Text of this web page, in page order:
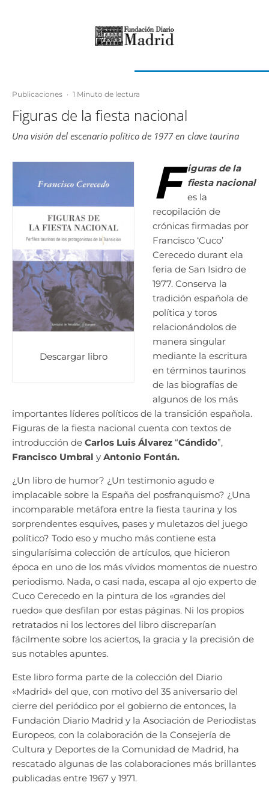
Publicaciones · 1 Minuto de lectura
Figuras de la fiesta nacional
Una visión del escenario político de 1977 en clave taurina
Descargar libro
F iguras de la
fiesta nacional
es la
recopilación de
crónicas firmadas por
Francisco ‘Cuco’
Cerecedo durant ela
feria de San Isidro de
1977. Conserva la
tradición española de
política y toros
relacionándolos de
manera singular
mediante la escritura
en términos taurinos
de las biografías de
algunos de los más
importantes líderes políticos de la transición española.
Figuras de la fiesta nacional cuenta con textos de
introducción de Carlos Luis Álvarez “Cándido”,
Francisco Umbral y Antonio Fontán.
¿Un libro de humor? ¿Un testimonio agudo e
implacable sobre la España del posfranquismo? ¿Una
incomparable metáfora entre la fiesta taurina y los
sorprendentes esquives, pases y muletazos del juego
político? Todo eso y mucho más contiene esta
singularísima colección de artículos, que hicieron
época en uno de los más vívidos momentos de nuestro
periodismo. Nada, o casi nada, escapa al ojo experto de
Cuco Cerecedo en la pintura de los «grandes del
ruedo» que desfilan por estas páginas. Ni los propios
retratados ni los lectores del libro discreparían
fácilmente sobre los aciertos, la gracia y la precisión de
sus notables apuntes.
Este libro forma parte de la colección del Diario
«Madrid» del que, con motivo del 35 aniversario del
cierre del periódico por el gobierno de entonces, la
Fundación Diario Madrid y la Asociación de Periodistas
Europeos, con la colaboración de la Consejería de
Cultura y Deportes de la Comunidad de Madrid, ha
rescatado algunas de las colaboraciones más brillantes
publicadas entre 1967 y 1971.